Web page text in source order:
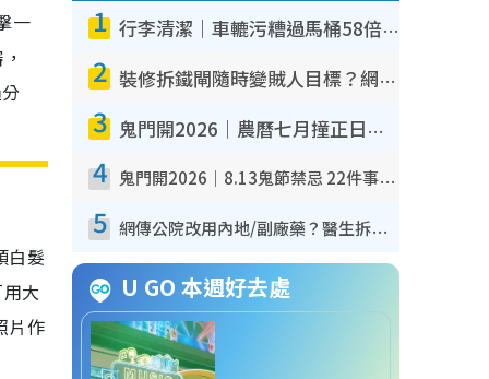
一
白髮
大
片作
1 行李清潔｜車轆污糟過馬桶58倍！專家警告忌用酒精抹 教1招免污手除菌
2 裝修拆鐵閘隨時變賊人目標？網民揭2大關鍵用途：裝新式等於白裝？附新舊鐵閘分別
3 鬼門開2026｜農曆七月撞正日全食特別邪？專家警告切忌做一事！揭4大禁忌+2招保平安
4 鬼門開2026｜8.13鬼節禁忌 22件事唔做得！燒肉、刺身要少食？半夜勿吹口哨/打呢個電話
5 網傳公院改用內地/副廠藥？醫生拆解正副廠分別 揭4類人換藥隨時出事
U GO 本週好去處